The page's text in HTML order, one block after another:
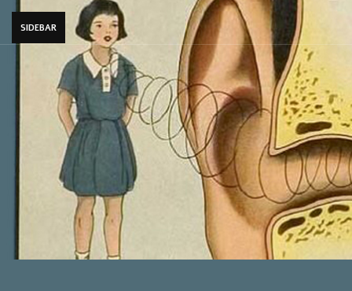
SIDEBAR